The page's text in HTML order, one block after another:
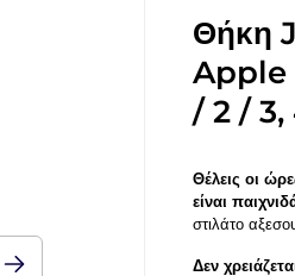
Θήκη
Apple
/ 2 / 3,
Θέλεις οι
είναι
στιλάτο
Δεν